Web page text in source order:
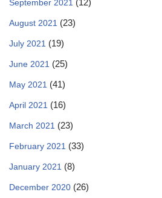
September 2021 (12)
August 2021 (23)
July 2021 (19)
June 2021 (25)
May 2021 (41)
April 2021 (16)
March 2021 (23)
February 2021 (33)
January 2021 (8)
December 2020 (26)